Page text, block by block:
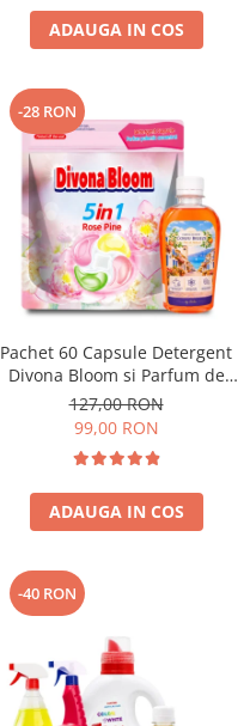
ADAUGA IN COS
-28 RON
Pachet 60 Capsule Detergent
Divona Bloom si Parfum de
Rufe Corfu Breeze by Delia
200 ml
127,00 RON
99,00 RON
ADAUGA IN COS
-40 RON